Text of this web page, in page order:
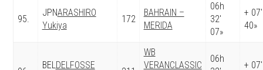
95.
JPNARASHIRO
Yukiya
172
BAHRAIN –
MERIDA
06h
32′
07»
+ 07′
40»
BELDELFOSSE
WB
VERANCLASSIC
06h
+ 07′